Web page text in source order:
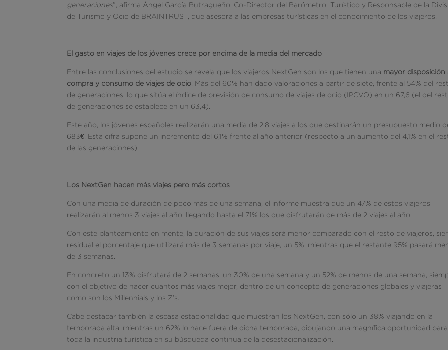
generaciones”, afirma Ángel García Butragueño, Co-Director del Barómetro Turístico y Responsable de la
de Turismo y Ocio de BRAINTRUST, que asesora a las empresas turísticas en el conocimiento de los viajeros.
El gasto en viajes de los jóvenes crece por encima de la media del mercado
Entre las conclusiones del estudio se revela que los viajeros NextGen son los que tienen una mayor disposición
compra y consumo de viajes de ocio . Más del 60% han dado valoraciones a partir de siete, frente al 54% del
de generaciones, lo que sitúa el índice de previsión de consumo de viajes de ocio (IPCVO) en un 67,6 (el del
de generaciones se establece en un 63,4).
Este año, los jóvenes españoles realizarán una media de 2,8 viajes a los que destinarán un presupuesto medio
683€. Esta cifra supone un incremento del 6,1% frente al año anterior (respecto a un aumento del 4,1% en el
de las generaciones).
Los NextGen hacen más viajes pero más cortos
Con una media de duración de poco más de una semana, el informe muestra que un 47% de estos viajeros
realizarán al menos 3 viajes al año, llegando hasta el 71% los que disfrutarán de más de 2 viajes al año.
Con este planteamiento en mente, la duración de sus viajes será menor comparado con el resto de viajeros,
residual el porcentaje que utilizará más de 3 semanas por viaje, un 5%, mientras que el restante 95% pasará
de 3 semanas.
En concreto un 13% disfrutará de 2 semanas, un 30% de una semana y un 52% de menos de una semana,
con el objetivo de hacer cuantos más viajes mejor, dentro de un concepto de generaciones globales y viajeras
como son los Millennials y los Z’s.
Cabe destacar también la escasa estacionalidad que muestran los NextGen, con sólo un 38% viajando en la
temporada alta, mientras un 62% lo hace fuera de dicha temporada, dibujando una magnífica oportunidad para
toda la industria turística en su búsqueda continua de la desestacionalización.